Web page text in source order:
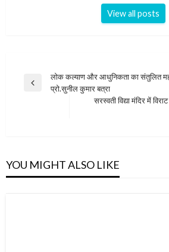
View all posts
Post
navigation
Previous
लोक कल्याण और आधुनिकता का संतुलित
प्रो.सुनील कुमार बत्रा
सरस्वती विद्या मंदिर में
YOU MIGHT ALSO LIKE